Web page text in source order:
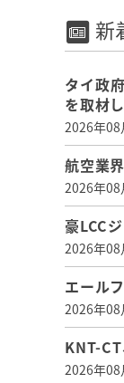
新
タイ政
を取材
2026年08
航空業
2026年08
豪LCC
2026年08
エール
2026年08
KNT-
2026年08